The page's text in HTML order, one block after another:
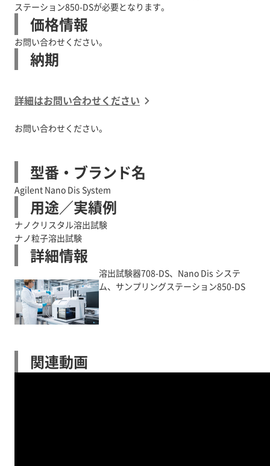
ステーション850-DSが必要となります。
価格情報
お問い合わせください。
納期
詳細はお問い合わせください
お問い合わせください。
型番・ブランド名
Agilent Nano Dis System
用途／実績例
ナノクリスタル溶出試験
ナノ粒子溶出試験
詳細情報
溶出試験器708-DS、Nano Dis システ
ム、サンプリングステーション850-DS
関連動画